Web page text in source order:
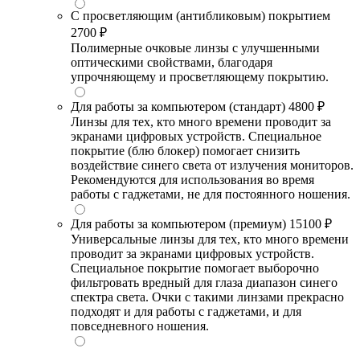
С просветляющим (антибликовым) покрытием
2700 ₽
Полимерные очковые линзы с улучшенными
оптическими свойствами, благодаря
упрочняющему и просветляющему покрытию.
Для работы за компьютером (стандарт) 4800 ₽
Линзы для тех, кто много времени проводит за
экранами цифровых устройств. Специальное
покрытие (блю блокер) помогает снизить
воздействие синего света от излучения мониторов.
Рекомендуются для использования во время
работы с гаджетами, не для постоянного ношения.
Для работы за компьютером (премиум) 15100 ₽
Универсальные линзы для тех, кто много времени
проводит за экранами цифровых устройств.
Специальное покрытие помогает выборочно
фильтровать вредный для глаза диапазон синего
спектра света. Очки с такими линзами прекрасно
подходят и для работы с гаджетами, и для
повседневного ношения.